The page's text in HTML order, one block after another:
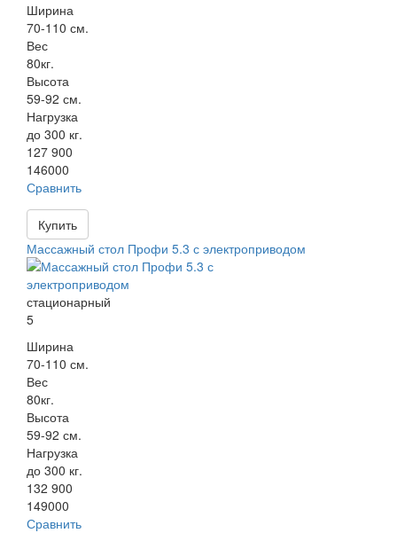
Ширина
70-110 см.
Вес
80кг.
Высота
59-92 см.
Нагрузка
до 300 кг.
127 900
146000
Сравнить
Купить
Массажный стол Профи 5.3 с электроприводом
стационарный
5
Ширина
70-110 см.
Вес
80кг.
Высота
59-92 см.
Нагрузка
до 300 кг.
132 900
149000
Сравнить